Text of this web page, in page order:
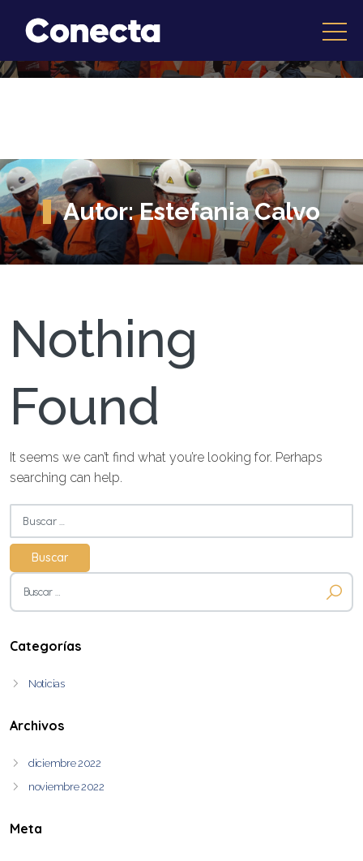
Autor:Estefania Calvo
Nothing
Found
It seems we can’t find what you’re looking for. Perhaps
searching can help.
Buscar:
Buscar:
Categorías
Noticias
Archivos
diciembre 2022
noviembre 2022
Meta